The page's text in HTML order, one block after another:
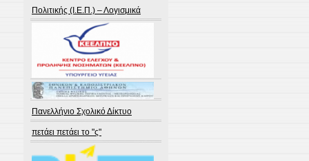
Πολιτικής (Ι.Ε.Π.) – Λογισμικά
Πανελλήνιο Σχολικό Δίκτυο
πετάει πετάει το "ς"